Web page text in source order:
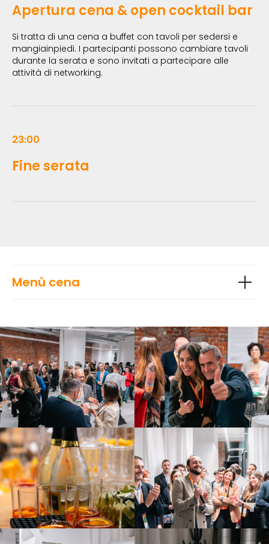
Apertura cena & open cocktail bar
Si tratta di una cena a buffet con tavoli per sedersi e
mangiainpiedi. I partecipanti possono cambiare tavoli
durante la serata e sono invitati a partecipare alle
attività di networking.
23:00
Fine serata
Menù cena